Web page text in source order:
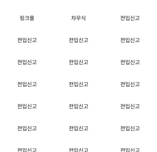
링크몰
전입신고
전입신고
전입신고
전입신고
전입신고
전입신고
차무식
전입신고
전입신고
전입신고
전입신고
전입신고
전입신고
전입신고
전입신고
전입신고
전입신고
전입신고
전입신고
전입신고